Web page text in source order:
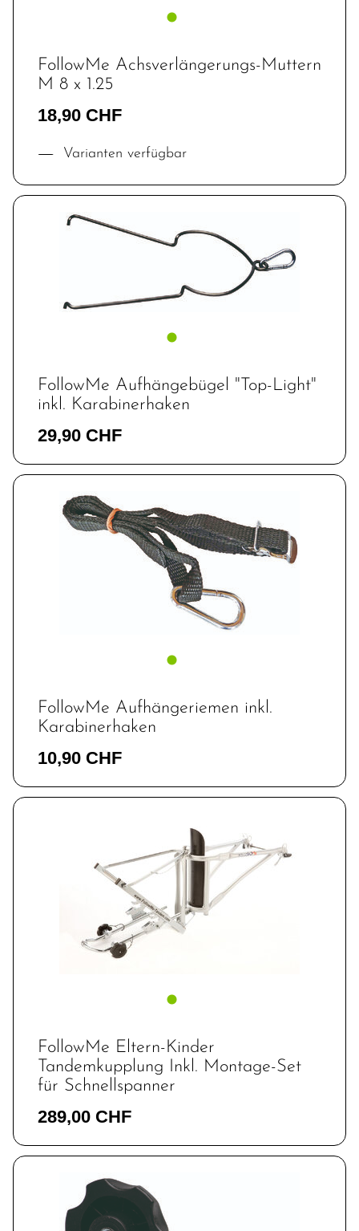
FollowMe Achsverlängerungs-Muttern
M 8 x 1.25
18,90 CHF
Varianten verfügbar
FollowMe Aufhängebügel "Top-Light"
inkl. Karabinerhaken
29,90 CHF
FollowMe Aufhängeriemen inkl.
Karabinerhaken
10,90 CHF
FollowMe Eltern-Kinder
Tandemkupplung Inkl. Montage-Set
für Schnellspanner
289,00 CHF